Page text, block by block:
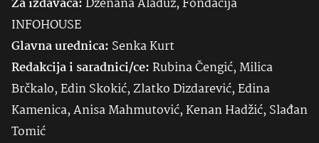
Za izdavača:Dženana Alađuz, Fondacija
INFOHOUSE
Glavna urednica: SenkaKurt
Redakcija i saradnici/ce:Rubina Čengić, Milica
Brčkalo, Edin Skokić, Zlatko Dizdarević, Edina
Kamenica, Anisa Mahmutović, Kenan Hadžić, Slađan
Tomić